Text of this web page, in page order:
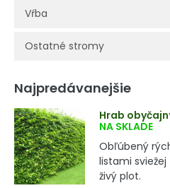
Vŕba
Ostatné stromy
Najpredávanejšie
Hrab
NA SKLADE
Obľúbený
listami
živý plot.